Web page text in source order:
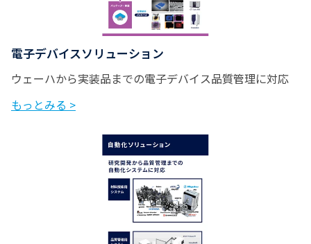
リガクの電池分析ソ
リューション リチウ
ムイオン2次電池を解体
熱分析
先進技術を支える、リ
ガク自動化ソリュー
ション
ここまでできる！こん
電子デバイスソリューション
ウェーハから実装品までの電子デバイス品質管理に対応
もっとみる >